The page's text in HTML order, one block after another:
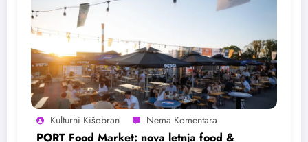
Kulturni Kišobran
PORT Food Market: nova letnja food &